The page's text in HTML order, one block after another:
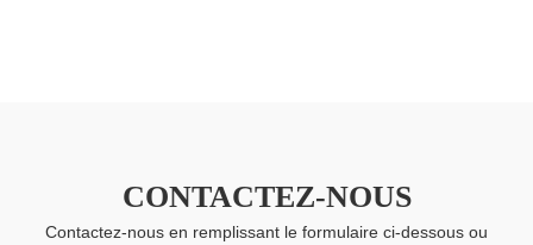
CONTACTEZ-NOUS
Contactez-nous en remplissant le formulaire ci-dessous ou